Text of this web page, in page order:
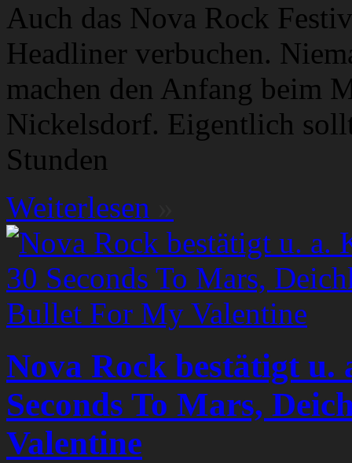
Auch das Nova Rock
Headliner verbuchen.
machen den Anfang beim
Nickelsdorf. Eigentlich
Stunden
Weiterlesen
Nova Rock bestätigt u.
Seconds To Mars,
Valentine